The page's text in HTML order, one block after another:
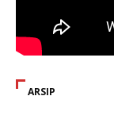
ARSIP